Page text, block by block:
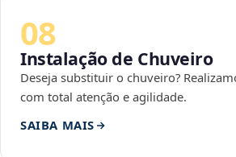
08
Instalação de Chuveiro
Deseja substituir o chuveiro?
com total atenção e agilidade.
SAIBA MAIS